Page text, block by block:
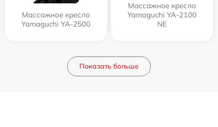
Массажное кресло
Yamaguchi YA-2500
Массажное кресло
Yamaguchi YA-2100
NE
Показать больше